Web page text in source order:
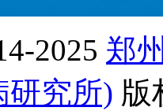
2025 郑
研究所) 版